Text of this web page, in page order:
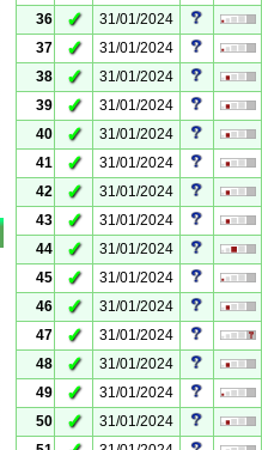
36
✓ 31/01/2024
37
✓ 31/01/2024
38
✓ 31/01/2024
39
✓ 31/01/2024
40
✓ 31/01/2024
41
✓ 31/01/2024
42
✓ 31/01/2024
43
✓ 31/01/2024
44
✓ 31/01/2024
45
✓ 31/01/2024
46
✓ 31/01/2024
47
✓ 31/01/2024
48
✓ 31/01/2024
49
✓ 31/01/2024
50
✓ 31/01/2024